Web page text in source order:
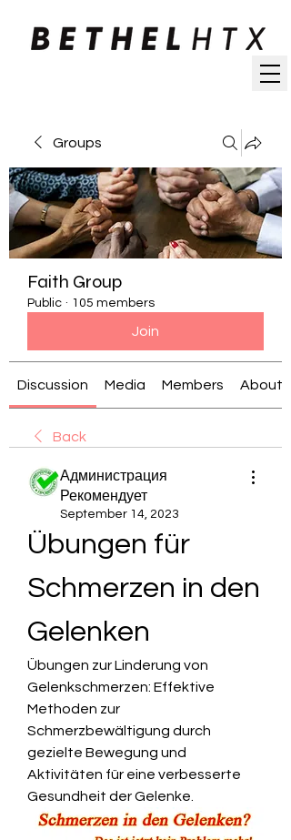
Groups
Faith Group
Public · 105 members
Join
Discussion Media Members About
Back
Администрация
Рекомендует
September 14, 2023
Übungen für
Schmerzen in den
Gelenken
Übungen zur Linderung von
Gelenkschmerzen: Effektive
Methoden zur
Schmerzbewältigung durch
gezielte Bewegung und
Aktivitäten für eine verbesserte
Gesundheit der Gelenke.